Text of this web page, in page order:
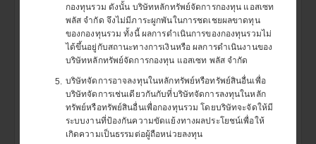
กองทุนรวม ดังนั้น บริษัทหลักทรัพย์จัดการกองทุน แอสเซท
พลัส จำกัด จึงไม่มีภาระผูกพันในการชดเชยผลขาดทุน
ของกองทุนรวม ทั้งนี้ ผลการดำเนินการของกองทุนรวมไม่
ได้ขึ้นอยู่กับสถานะทางการเงินหรือ ผลการดำเนินงานของ
บริษัทหลักทรัพย์จัดการกองทุน แอสเซท พลัส จำกัด
5. บริษัทจัดการอาจลงทุนในหลักทรัพย์หรือทรัพย์สินอื่นเพื่อ
บริษัทจัดการเช่นเดียวกันกับที่บริษัทจัดการลงทุนในหลัก
ทรัพย์หรือทรัพย์สินอื่นเพื่อกองทุนรวม โดยบริษัทจะจัดให้มี
ระบบงานที่ป้องกันความขัดแย้งทางผลประโยชน์เพื่อให้
เกิดความเป็นธรรมต่อผู้ถือหน่วยลงทุน
กองทุนเปิด เอแทรคเกอร์ส สเปซ อิน
โนเวเตอร์ส (A-JEDI)
เปิดประตูสู่จักรวาล ทะยานสู่การลงทุนแห่งอนาคต กับ
อุตสาหกรรมอวกาศที่ขับเคลื่อนโลกยุคใหม่
ข้อมูล ณ วันที่ 30 มิถุนายน 2569